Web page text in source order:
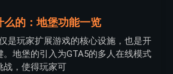
么的：地堡功能一览
是玩家扩展游戏的核心设施，也是开
。地堡的引入为GTA5的多人在线模式
战，使得玩家可